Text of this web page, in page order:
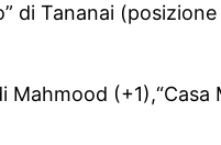
Tananai
(+1),“Casa